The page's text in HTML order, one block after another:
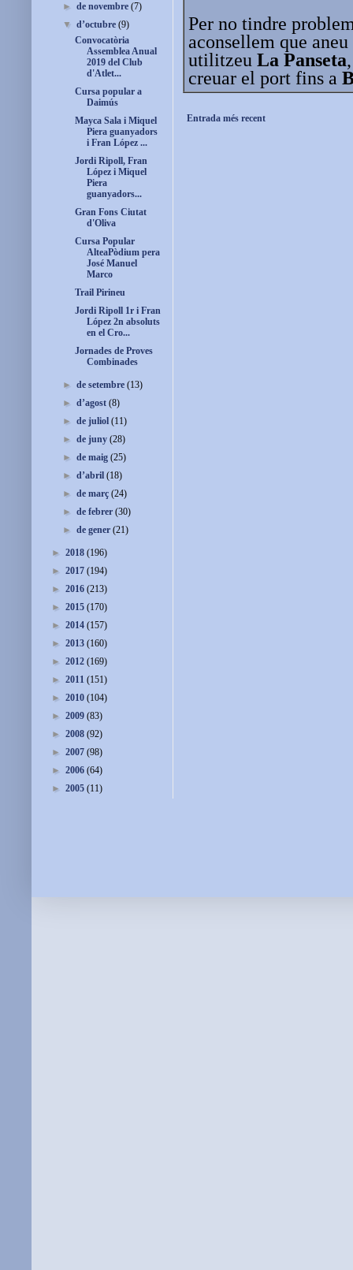
Per no tindre
aconsellem que
utilitzeu La Panseta
creuar el port fins a
Entrada més recent
►de novembre(7)
▼d’octubre(9)
Convocatòria
Assemblea Anual
2019 del Club
d'Atlet...
Cursa popular a
Daimús
Mayca Sala i Miquel
Piera guanyadors
i Fran López ...
Jordi Ripoll, Fran
López i Miquel
Piera
guanyadors...
Gran Fons Ciutat
d'Oliva
Cursa Popular
AlteaPòdium pera
José Manuel
Marco
Trail Pirineu
Jordi Ripoll 1r i Fran
López 2n absoluts
en el Cro...
Jornades de Proves
Combinades
►de setembre(13)
►d’agost(8)
►de juliol(11)
►de juny(28)
►de maig(25)
►d’abril(18)
►de març(24)
►de febrer(30)
►de gener(21)
► 2018 (196)
► 2017 (194)
► 2016 (213)
► 2015 (170)
► 2014 (157)
► 2013 (160)
► 2012 (169)
► 2011 (151)
► 2010 (104)
► 2009 (83)
► 2008 (92)
► 2007 (98)
► 2006 (64)
► 2005 (11)